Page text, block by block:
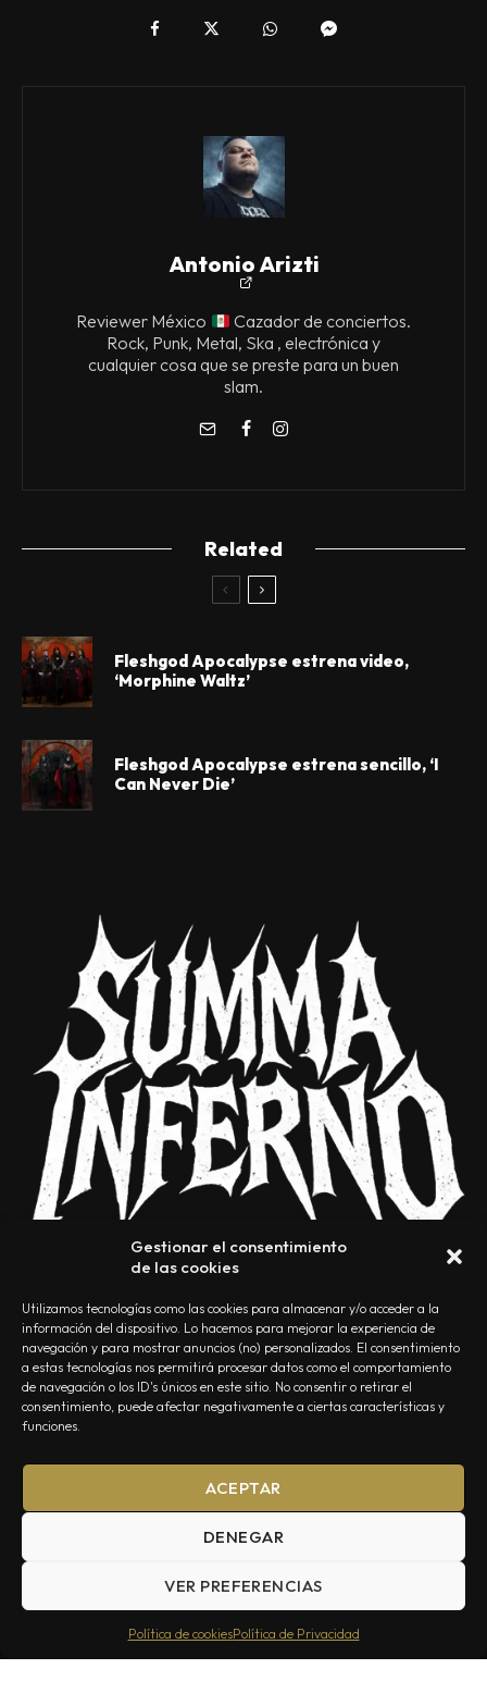
Gestionar el consentimiento
de las cookies
Utilizamos tecnologías como las cookies para almacenar y/o acceder a la
información del dispositivo. Lo hacemos para mejorar la experiencia de
navegación y para mostrar anuncios (no) personalizados. El consentimiento
a estas tecnologías nos permitirá procesar datos como el comportamiento
de navegación o los ID's únicos en este sitio. No consentir o retirar el
consentimiento, puede afectar negativamente a ciertas características y
funciones.
ACEPTAR
DENEGAR
VER PREFERENCIAS
Política de cookiesPolítica de Privacidad
Antonio Arizti
Reviewer México
Cazador de conciertos.
Rock, Punk, Metal, Ska , electrónica y
cualquier cosa que se preste para un buen
slam.
Related
Fleshgod Apocalypse estrena video,
‘Morphine Waltz’
Fleshgod Apocalypse estrena sencillo, ‘I
Can Never Die’
NOSOTROS CONTACTO EDITORIAL POLÍTICA DE PRIVACIDAD
Summa Inferno — Todos los Derechos Reservados © 2026